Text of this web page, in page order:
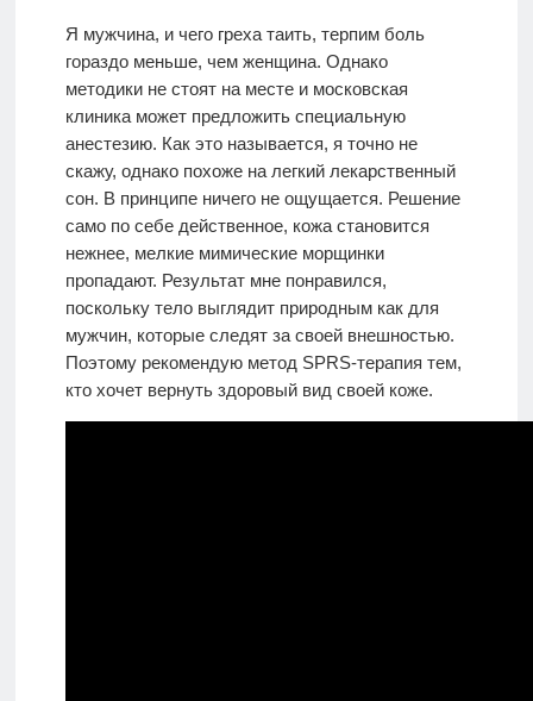
Я мужчина, и чего греха таить, терпим боль
гораздо меньше, чем женщина. Однако
методики не стоят на месте и московская
клиника может предложить специальную
анестезию. Как это называется, я точно не
скажу, однако похоже на легкий лекарственный
сон. В принципе ничего не ощущается. Решение
само по себе действенное, кожа становится
нежнее, мелкие мимические морщинки
пропадают. Результат мне понравился,
поскольку тело выглядит природным как для
мужчин, которые следят за своей внешностью.
Поэтому рекомендую метод SPRS-терапия тем,
кто хочет вернуть здоровый вид своей коже.